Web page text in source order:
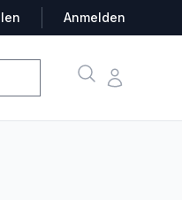
Anmelden
SucheKonto